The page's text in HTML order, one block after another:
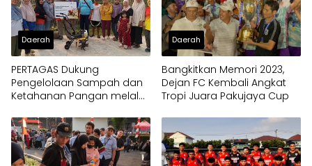
Daerah
PERTAGAS Dukung
Pengelolaan Sampah dan
Ketahanan Pangan melalui
Daerah
Bangkitkan Memori 2023,
Dejan FC Kembali Angkat
Tropi Juara Pakujaya Cup